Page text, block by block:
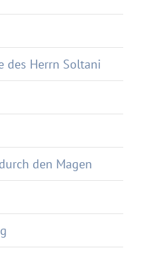
des Herrn Soltani
den Magen